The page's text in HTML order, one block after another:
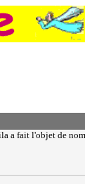
a fait l'objet de